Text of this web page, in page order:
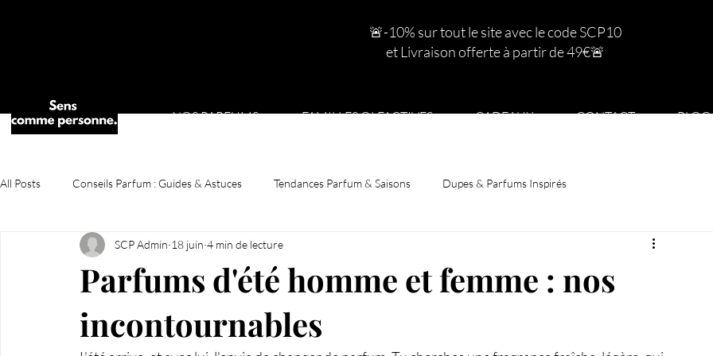
🚨-10% sur tout le site avec le code SCP10
et Livraison offerte à partir de 49€🚨
NOS PARFUMS FAMILLES OLFACTIVES CADEAUX CONTACT BLOG
All Posts Conseils Parfum : Guides & Astuces Tendances Parfum & Saisons Dupes & Parfums Inspirés
Parfums d'été homme et femme : nos
incontournables
SCP Admin 18 juin 4 min de lecture